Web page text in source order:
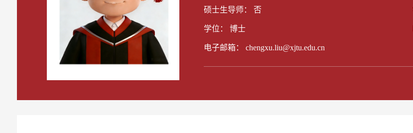
硕士生导师： 否
学位： 博士
电子邮箱： chengxu.liu@xjtu.edu.cn